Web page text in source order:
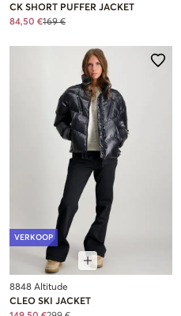
CK SHORT PUFFER JACKET
84,50 €169 €
VERKOOP
8848 Altitude
CLEO SKI JACKET